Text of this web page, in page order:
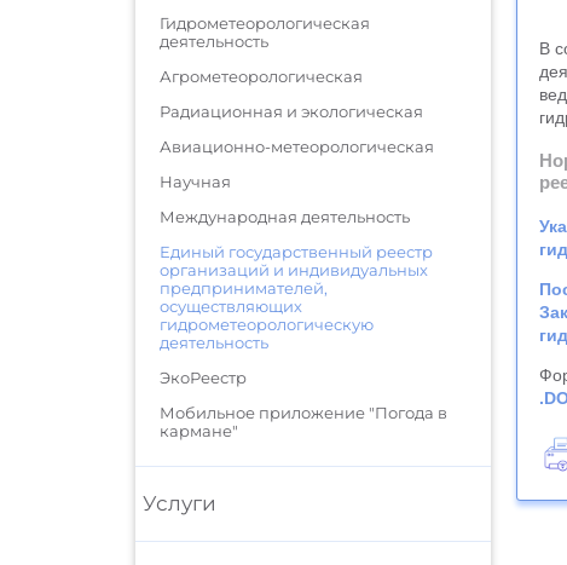
Гидрометеорологическая
деятельность
Агрометеорологическая
Радиационная и экологическая
Авиационно-метеорологическая
Научная
Международная деятельность
Единый государственный реестр
организаций и индивидуальных
предпринимателей,
осуществляющих
гидрометеорологическую
деятельность
ЭкоРеестр
Мобильное приложение "Погода в
кармане"
Услуги
В